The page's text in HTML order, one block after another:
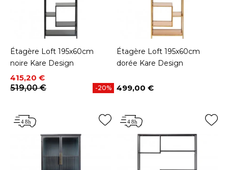
Étagère Loft 195x60cm
noire Kare Design
Prix
415,20 €
Prix de base
519,00 €
-20%
Étagère Loft 195x60cm
dorée Kare Design
Prix
499,00 €